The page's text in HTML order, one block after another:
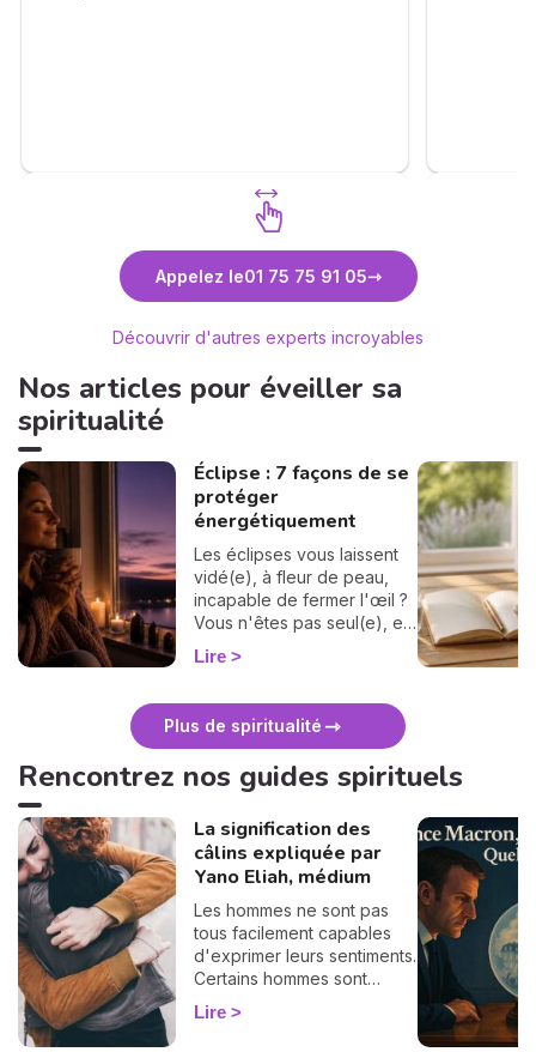
Découvrez Anne-Lyssia Coupart
Appelez le01 75 75 91 05
Découvrir d'autres experts incroyables
Nos articles pour éveiller sa
spiritualité
Éclipse : 7 façons de se
protéger
énergétiquement
Les éclipses vous laissent
vidé(e), à fleur de peau,
incapable de fermer l'œil ?
Vous n'êtes pas seul(e), et
surtout : ça se traverse en
douceur. Voici 7 gestes
vous protéger
énergétiquement et
intérieur. 🛡️🌒
Lire
Plus de spiritualité
Rencontrez nos guides spirituels
La signification des
câlins expliquée par
Yano Eliah, médium
Les hommes ne sont pas
tous facilement capables
d'exprimer leurs sentiments.
Certains hommes sont
habitués à contrôler leurs
sentiments, par conséquent
Lire